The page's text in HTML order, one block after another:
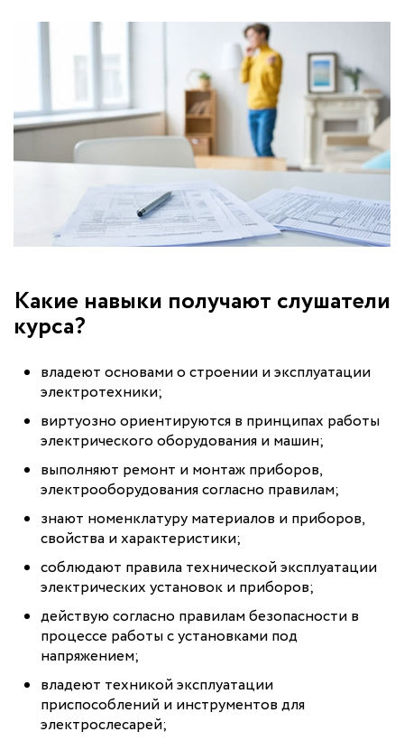
Какие навыки получают слушатели
курса?
владеют основами о строении и эксплуатации
электротехники;
виртуозно ориентируются в принципах работы
электрического оборудования и машин;
выполняют ремонт и монтаж приборов,
электрооборудования согласно правилам;
знают номенклатуру материалов и приборов,
свойства и характеристики;
соблюдают правила технической эксплуатации
электрических установок и приборов;
действую согласно правилам безопасности в
процессе работы с установками под
напряжением;
владеют техникой эксплуатации
приспособлений и инструментов для
электрослесарей;